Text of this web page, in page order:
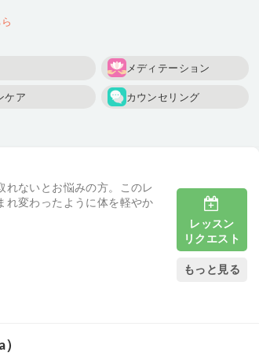
メディテーション
ケア カウンセリング
ないとお悩みの方。このレ
れ変わったように体を軽やか
レッスン
リクエスト
もっと見る